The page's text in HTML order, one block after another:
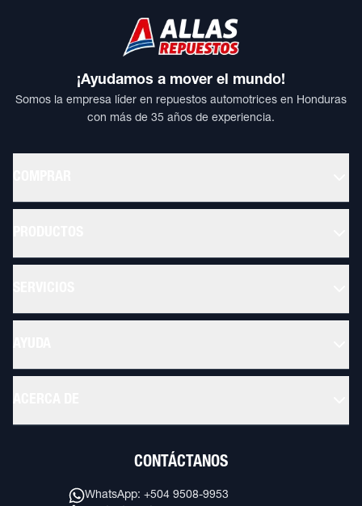
¡Ayudamos a mover el mundo!
Somos la empresa líder en repuestos automotrices en Honduras
con más de 35 años de experiencia.
CONTÁCTANOS
WhatsApp: +504 9508-9953